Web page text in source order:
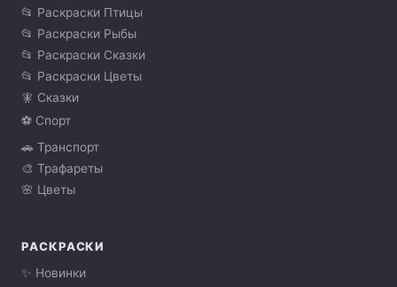
📂 Раскраски Птицы
📂 Раскраски Рыбы
📂 Раскраски Сказки
📂 Раскраски Цветы
🧚 Сказки
⚽ Спорт
🚗 Транспорт
🎨 Трафареты
🌸 Цветы
РАСКРАСКИ
✨ Новинки